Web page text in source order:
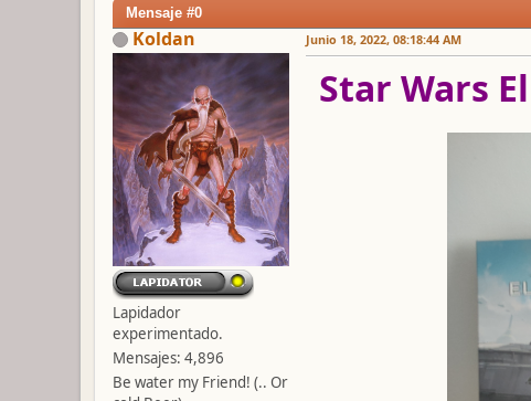
Mensaje #0
Koldan
Lapidador
experimentado.
Mensajes: 4,896
Be water my Friend! (.. Or
Junio 18, 2022, 08:18:44 AM
Star Wars